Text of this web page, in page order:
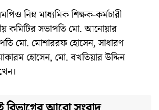
নিম্ন মাধ্যমিক শিক্ষক-কর্মচারী
কমিটির সভাপতি মো. আনোয়ার
মো. মোশাররফ হোসেন, সাধারণ
হোসেন, মো. বখতিয়ার উদ্দিন